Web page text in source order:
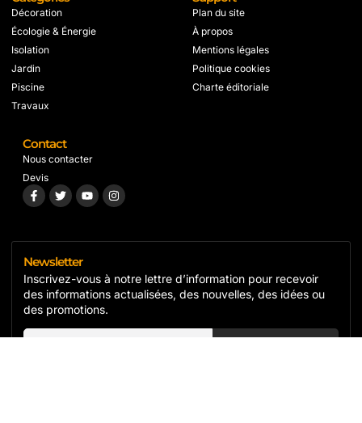
Décoration
Écologie & Énergie
Isolation
Jardin
Piscine
Travaux
Plan du site
À propos
Mentions légales
Politique cookies
Charte éditoriale
Contact
Nous contacter
Devis
Newsletter
Inscrivez-vous à notre lettre d’information pour recevoir
des informations actualisées, des nouvelles, des idées ou
des promotions.